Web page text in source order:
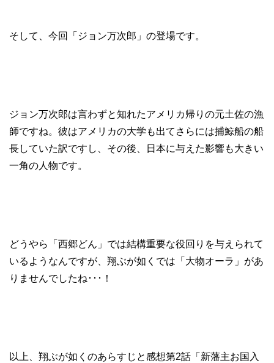
そして、今回「ジョン万次郎」の登場です。
ジョン万次郎は言わずと知れたアメリカ帰りの元土佐の漁
師ですね。彼はアメリカの大学も出てさらには捕鯨船の船
長していた訳ですし、その後、日本に与えた影響も大きい
一角の人物です。
どうやら「西郷どん」では結構重要な役回りを与えられて
いるようなんですが、翔ぶが如くでは「大物オーラ」があ
りませんでしたね･･･！
以上、翔ぶが如くのあらすじと感想第2話「新藩主お国入